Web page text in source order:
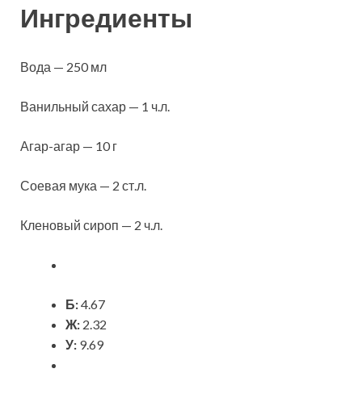
Ингредиенты
Вода — 250 мл
Ванильный сахар — 1 ч.л.
Агар-агар — 10 г
Соевая мука — 2 ст.л.
Кленовый сироп — 2 ч.л.
Б:4.67
Ж: 2.32
У: 9.69